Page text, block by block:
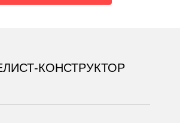
КОНСТРУКТОР